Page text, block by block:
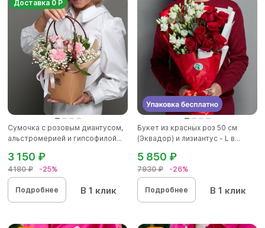
Доставка 0 Р
Сумочка с розовым диантусом,
альстромерией и гипсофилой...
4180 ₽ -25%
3 150 ₽
Подробнее В 1 клик
Букет из красных роз 50 см
(Эквадор) и лизиантус - L в...
7930 ₽ -26%
5 850 ₽
Подробнее В 1 клик